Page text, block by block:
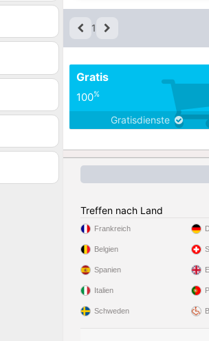
1
Gratis
100%
Gratisdienste
Treffen nach Land
Frankreich
Belgien
Spanien
Italien
Schweden